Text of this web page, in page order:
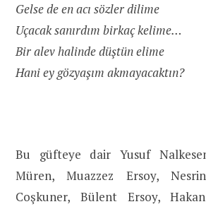
Gelse de en acı sözler dilime
Uçacak sanırdım birkaç kelime…
Bir alev halinde düştün elime
Hani ey gözyaşım akmayacaktın?
Bu güfteye dair Yusuf
Müren, Muazzez Ersoy,
Coşkuner, Bülent Ersoy,